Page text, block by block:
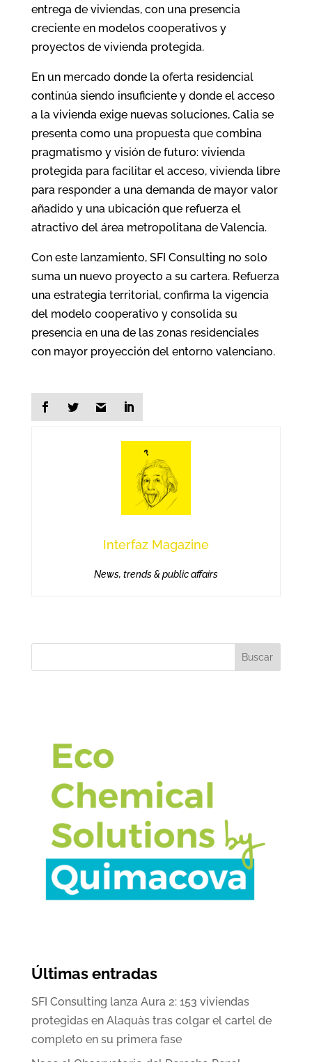
entrega de viviendas, con una presencia
creciente en modelos cooperativos y
proyectos de vivienda protegida.
En un mercado donde la oferta residencial
continúa siendo insuficiente y donde el acceso
a la vivienda exige nuevas soluciones, Calia se
presenta como una propuesta que combina
pragmatismo y visión de futuro: vivienda
protegida para facilitar el acceso, vivienda libre
para responder a una demanda de mayor valor
añadido y una ubicación que refuerza el
atractivo del área metropolitana de Valencia.
Con este lanzamiento, SFI Consulting no solo
suma un nuevo proyecto a su cartera. Refuerza
una estrategia territorial, confirma la vigencia
del modelo cooperativo y consolida su
presencia en una de las zonas residenciales
con mayor proyección del entorno valenciano.
Interfaz Magazine
News, trends & public affairs
Buscar
Últimas entradas
SFI Consulting lanza Aura 2: 153 viviendas
protegidas en Alaquàs tras colgar el cartel de
completo en su primera fase